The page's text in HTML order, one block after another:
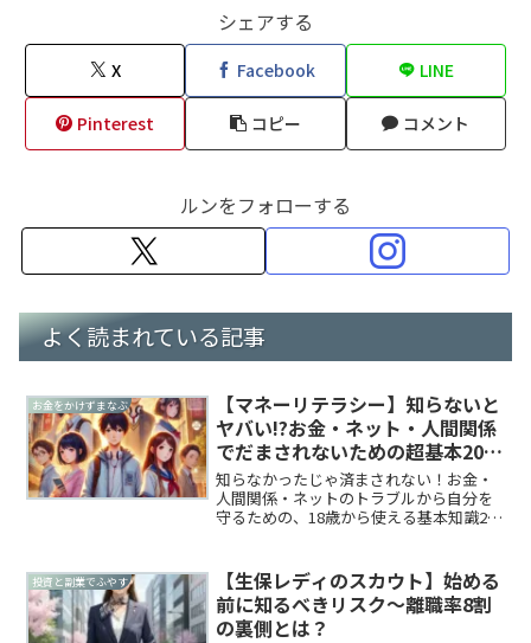
シェアする
X Facebook LINE
Pinterest コピー コメント
ルンをフォローする
よく読まれている記事
お金をかけずまなぶ
【マネーリテラシー】知らないと
ヤバい!?お金・ネット・人間関係
でだまされないための超基本20選
【2025年版】
知らなかったじゃ済まされない！お金・
人間関係・ネットのトラブルから自分を
守るための、18歳から使える基本知識20
投資と副業でふやす
【生保レディのスカウト】始める
前に知るべきリスク～離職率8割
の裏側とは？